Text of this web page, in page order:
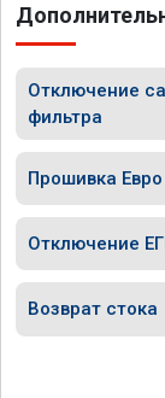
Отключение
фильтра
Прошивка Евро
Отключение
Возврат стока